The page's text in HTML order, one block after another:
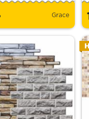
Grace